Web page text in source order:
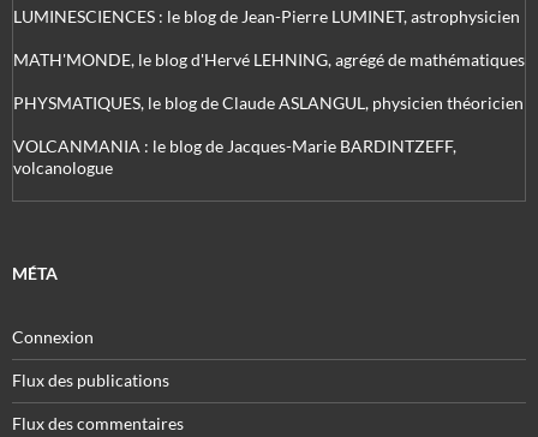
LUMINESCIENCES : le blog de Jean-Pierre LUMINET, astrophysicien
MATH'MONDE, le blog d'Hervé LEHNING, agrégé de mathématiques
PHYSMATIQUES, le blog de Claude ASLANGUL, physicien théoricien
VOLCANMANIA : le blog de Jacques-Marie BARDINTZEFF,
volcanologue
MÉTA
Connexion
Flux des publications
Flux des commentaires